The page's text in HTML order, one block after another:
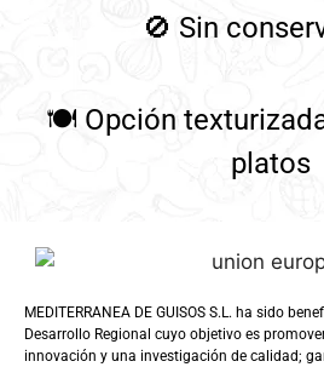
🚫 Sin
🍽️ Opción
platos
MEDITERRANEA DE GUISOS S.L. ha sido
Desarrollo Regional cuyo objetivo es
innovación y una investigación de calidad;